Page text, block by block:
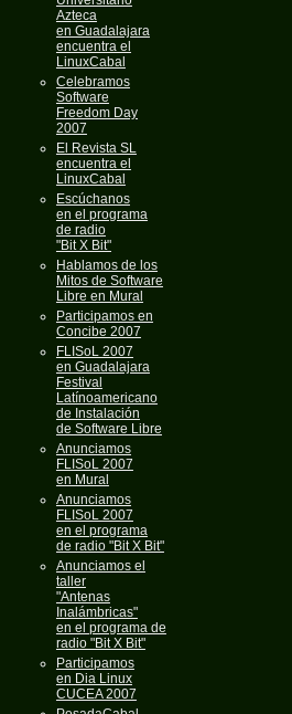
Azteca
en Guadalajara
encuentra el
LinuxCabal
Celebramos
Software
Freedom Day
2007
El Revista SL
encuentra el
LinuxCabal
Escúchanos
en el programa
de radio
"Bit X Bit"
Hablamos de los
Mitos de Software
Libre en Mural
Participamos en
Concibe 2007
FLISoL 2007
en Guadalajara
Festival
Latínoamericano
de Instalación
de Software Libre
Anunciamos
FLISoL 2007
en Mural
Anunciamos
FLISoL 2007
en el programa
de radio "Bit X Bit"
Anunciamos el
taller
"Antenas
Inalámbricas"
en el programa de
radio "Bit X Bit"
Participamos
en Dia Linux
CUCEA 2007